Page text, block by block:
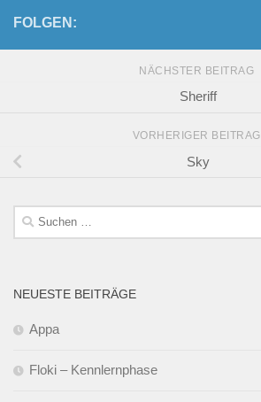
FOLGEN:
NÄCHSTER BEITRAG
Sheriff
VORHERIGER BEITRAG
Sky
Suchen
nach:
NEUESTE BEITRÄGE
Appa
Floki – Kennlernphase